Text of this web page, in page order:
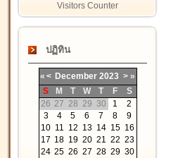
Visitors Counter
ปฏิทิน
« < December 2023 > »
S
M T W T F
S
26 27 28 29 30 1
2
3
4 5 6 7 8
9
10 11 12 13 14 15 16
17 18 19 20 21 22 23
24 25 26 27 28 29 30